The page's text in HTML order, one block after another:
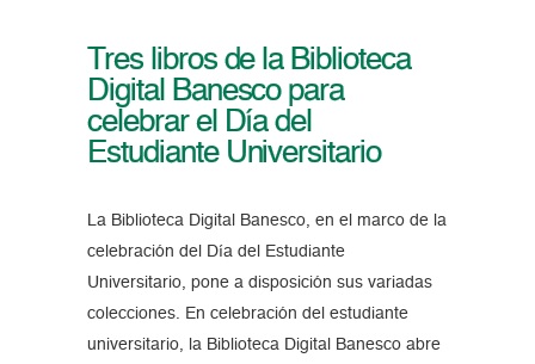
Tres libros de la Biblioteca
Digital Banesco para
celebrar el Día del
Estudiante Universitario
La Biblioteca Digital Banesco, en el marco de la
celebración del Día del Estudiante
Universitario, pone a disposición sus variadas
colecciones. En celebración del estudiante
universitario, la Biblioteca Digital Banesco abre